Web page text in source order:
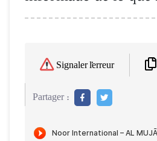
Signaler l'erreur
Partager :